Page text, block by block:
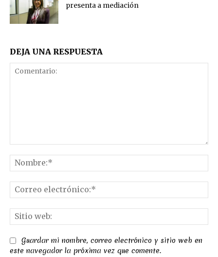
presenta a mediación
DEJA UNA RESPUESTA
Guardar mi nombre, correo electrónico y sitio web en
este navegador la próxima vez que comente.